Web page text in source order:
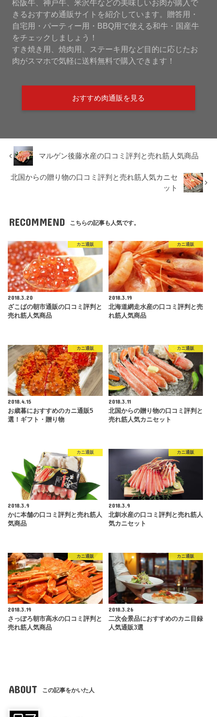
松阪牛、神戸牛、米沢牛などの美味しいお肉が購入で
きるおすすめ通販サイトを紹介しています。贈答用・
自宅用・パーティー用・BBQ用で使える和牛・国産牛
をチェックしましょう！
すき焼き用、焼肉用、ステーキ用など目的に応じたお
肉がスマホで気軽に送料無料で購入できます！
おすすめ肉通販を見る
マルゲン後藤水産の口コミ評判と売れ筋人気商品
北国からの贈り物の口コミ評判と売れ筋人気カニセ
ット
RECOMMEND こちらの記事も人気です。
カニ通販
2018.3.20
ざこばの朝市通販の口コミ評判と
売れ筋人気商品
カニ通販
2018.3.19
北海道網走水産の口コミ評判と売
れ筋人気商品
カニ通販
2018.4.15
お歳暮におすすめのカニ通販5
選！ギフト・贈り物
カニ通販
2018.3.11
北国からの贈り物の口コミ評判と
売れ筋人気カニセット
カニ通販
2018.3.9
かに本舗の口コミ評判と売れ筋人
気商品
カニ通販
2018.3.9
北釧水産の口コミ評判と売れ筋人
気カニセット
カニ通販
2018.3.19
さっぽろ朝市高水の口コミ評判と
売れ筋人気商品
カニ通販
2018.3.26
二次会景品におすすめのカニ目録
人気通販3選
ABOUT この記事をかいた人